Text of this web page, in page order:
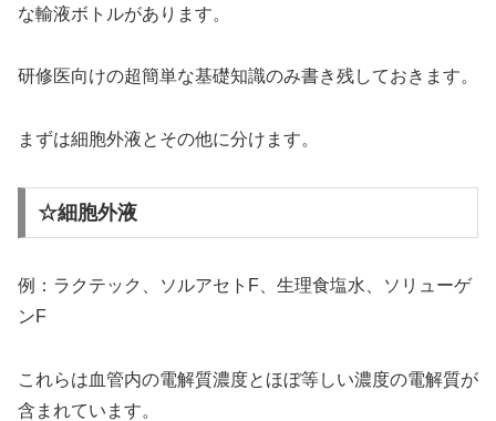
な輸液ボトルがあります。
研修医向けの超簡単な基礎知識のみ書き残しておきます。
まずは細胞外液とその他に分けます。
☆細胞外液
例：ラクテック、ソルアセトF、生理食塩水、ソリューゲ
ンF
これらは血管内の電解質濃度とほぼ等しい濃度の電解質が
含まれています。